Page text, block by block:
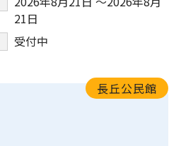
21日
受付中
長丘公民館